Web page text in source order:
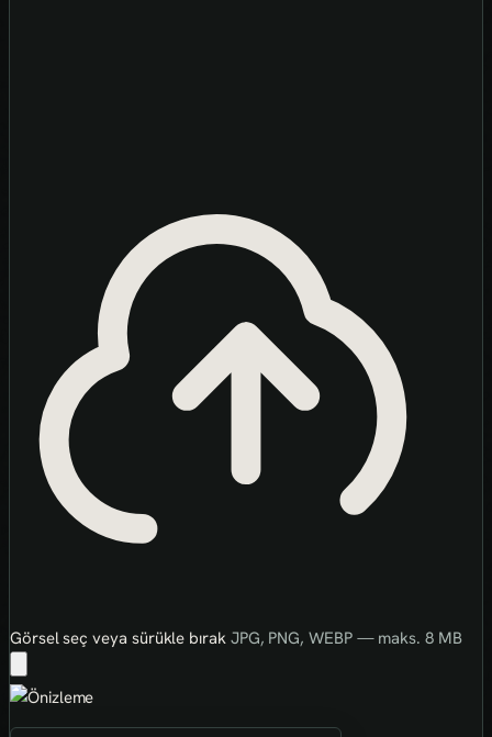
Görsel seç veya sürükle bırak JPG, PNG, WEBP — maks. 8 MB